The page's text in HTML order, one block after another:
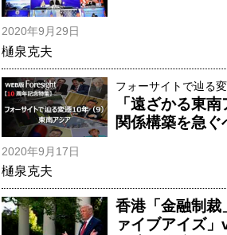
2020年9月29日
樋泉克夫
フォーサイトで辿る
「遠ざかる東
関係構築を急ぐ
2020年9月17日
樋泉克夫
香港「金融制裁
ァイブアイズ」